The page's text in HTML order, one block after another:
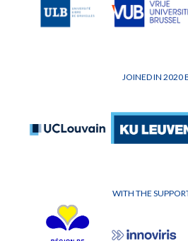
JOINED IN 2020
WITH THE